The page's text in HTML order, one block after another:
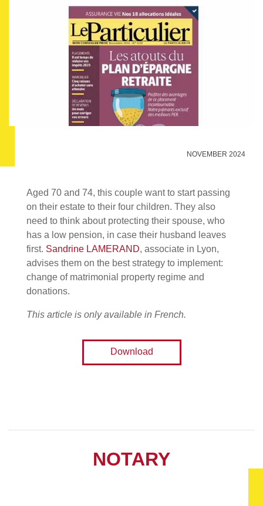
NOVEMBER 2024
Aged 70 and 74, this couple want to start passing
on their estate to their four children. They also
need to think about protecting their spouse, who
has a low pension, in case their husband leaves
first. Sandrine LAMERAND, associate in Lyon,
advises them on the best strategy to implement:
change of matrimonial property regime and
donations.
This article is only available in French.
Download
NOTARY